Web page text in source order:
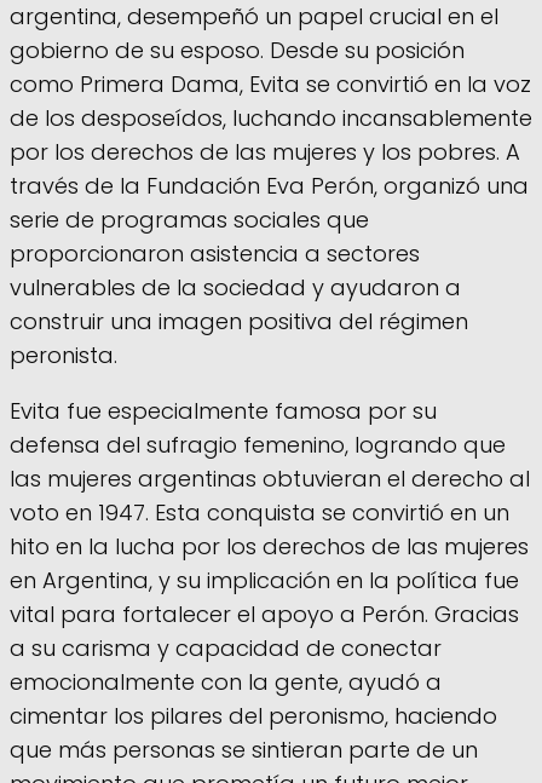
argentina, desempeñó un papel crucial en el
gobierno de su esposo. Desde su posición
como Primera Dama, Evita se convirtió en la voz
de los desposeídos, luchando incansablemente
por los derechos de las mujeres y los pobres. A
través de la Fundación Eva Perón, organizó una
serie de programas sociales que
proporcionaron asistencia a sectores
vulnerables de la sociedad y ayudaron a
construir una imagen positiva del régimen
peronista.
Evita fue especialmente famosa por su
defensa del sufragio femenino, logrando que
las mujeres argentinas obtuvieran el derecho al
voto en 1947. Esta conquista se convirtió en un
hito en la lucha por los derechos de las mujeres
en Argentina, y su implicación en la política fue
vital para fortalecer el apoyo a Perón. Gracias
a su carisma y capacidad de conectar
emocionalmente con la gente, ayudó a
cimentar los pilares del peronismo, haciendo
que más personas se sintieran parte de un